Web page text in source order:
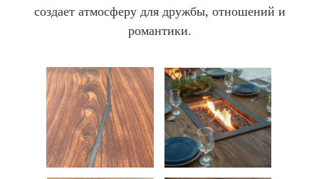
создает атмосферу для дружбы, отношений и
романтики.